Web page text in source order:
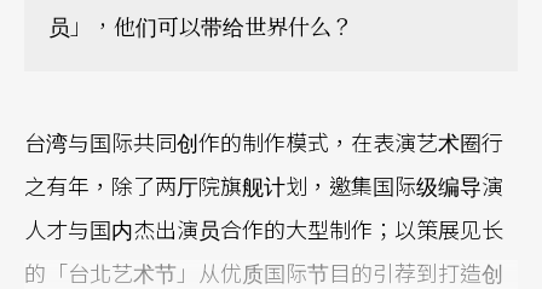
员」，他们可以带给世界什么？
台湾与国际共同创作的制作模式，在表演艺术圈行
之有年，除了两厅院旗舰计划，邀集国际级编导演
人才与国内杰出演员合作的大型制作；以策展见长
的「台北艺术节」从优质国际节目的引荐到打造创